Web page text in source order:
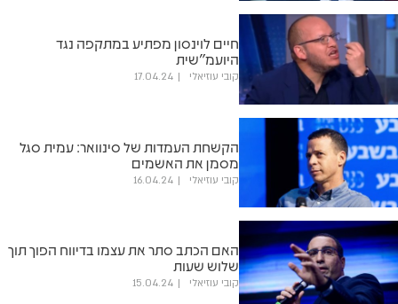
חיים לוינסון מפתיע במתקפה נגד
היועמ"שית
קובי עוזיאלי 17.04.24
הקשחת העמדות של סינוואר: עמית סגל
מסמן את האשמים
קובי עוזיאלי 16.04.24
האם הכתב סתר את עצמו בדיווח הפוך תוך
שלוש שעות
קובי עוזיאלי 15.04.24